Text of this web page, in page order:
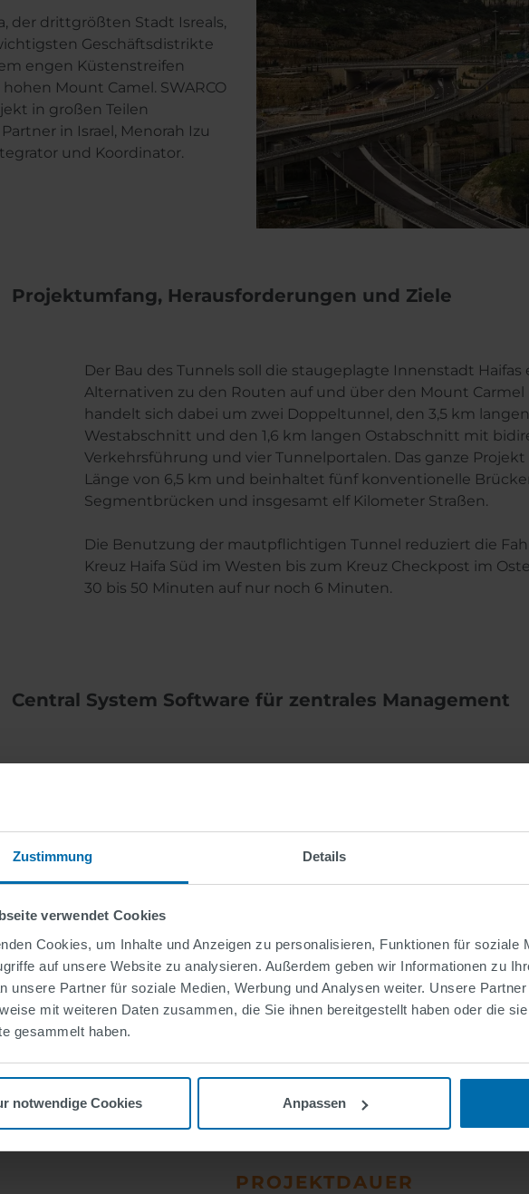
Zustimmung Details
verwendet Cookies
Cookies, um Inhalte und Anzeigen zu personalisieren, Funktionen für soziale
auf unsere Website zu analysieren. Außerdem geben wir Informationen zu
unsere Partner für soziale Medien, Werbung und Analysen weiter. Unsere
mit weiteren Daten zusammen, die Sie ihnen bereitgestellt haben oder die
gesammelt haben.
notwendige Cookies Anpassen
der drittgrößten Stadt Isreals,
Geschäftsdistrikte
engen Küstenstreifen
Mount Camel. SWARCO
in großen Teilen
in Israel, Menorah Izu
und Koordinator.
Projektumfang, Herausforderungen und Ziele
Der Bau des Tunnels soll die staugeplagte Innenstadt
Alternativen zu den Routen auf und über den Mount Carmel
handelt sich dabei um zwei Doppeltunnel, den 3,5 km langen
Westabschnitt und den 1,6 km langen Ostabschnitt mit
Verkehrsführung und vier Tunnelportalen. Das ganze
Länge von 6,5 km und beinhaltet fünf konventionelle
Segmentbrücken und insgesamt elf Kilometer Straßen.
Die Benutzung der mautpflichtigen Tunnel reduziert die
Kreuz Haifa Süd im Westen bis zum Kreuz Checkpost im
30 bis 50 Minuten auf nur noch 6 Minuten.
Central System Software für zentrales Management
zentraler Software inklusive 27 Streckenstationen. Die
Übersicht verfügbar. Die Tunnel werden von dem
Krayot überwacht. Das System ist mit der
Reaktionen wie z.B. eine Tunnelsperrung ausgelöst. Dies
nur die Kontrolle und Steuerung der Tunnel, sondern erhöht
der Verkehrsteilnehmer.
KEY FACTS
PROJEKTDAUER